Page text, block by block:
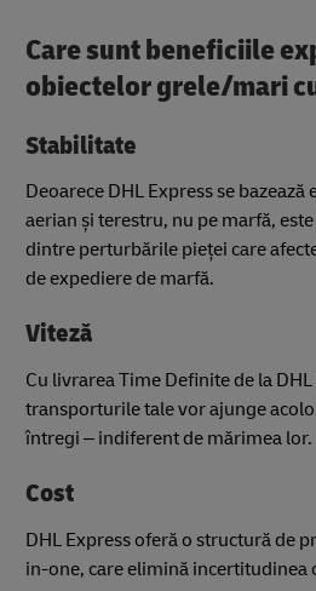
Care sunt beneficiile
obiectelor grele/mari
Stabilitate
Deoarece DHL Express se
aerian și terestru, nu pe marfă,
dintre perturbările pieței care
de expediere de marfă.
Viteză
Cu livrarea Time Definite de la
transporturile tale vor ajunge
întregi – indiferent de mărimea lor.
Cost
DHL Express oferă o structură de
in-one, care elimină